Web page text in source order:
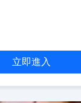
立即進入